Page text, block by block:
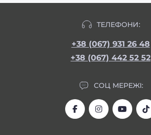
ТЕЛЕФОНИ:
+38 (067) 931 26 48
+38 (067) 442 52 52
СОЦ МЕРЕЖІ: